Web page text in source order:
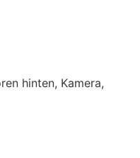
hinten, Kamera,